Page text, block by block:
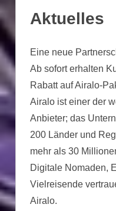
Aktuelles
Eine neue
Ab sofort erhalten
Rabatt auf Airalo-
Airalo ist einer der
Anbieter; das
200 Länder und
mehr als 30
Digitale Nomaden,
Vielreisende
Airalo.